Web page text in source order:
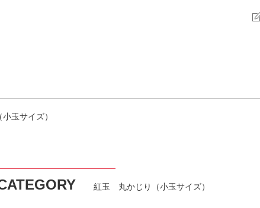
玉サイズ）
紅玉 丸かじり（小玉サイズ）